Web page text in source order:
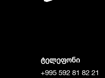
ტელეფონი
+995 592 81 82 21